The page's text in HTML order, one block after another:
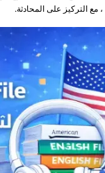
، مع التركيز على المحادثة.